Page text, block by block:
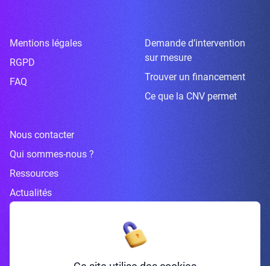
Mentions légales
RGPD
FAQ
Demande d’intervention
sur mesure
Trouver un financement
Ce que la CNV permet
Nous contacter
Qui sommes-nous ?
Ressources
Actualités
Inscrivez-vous à la newsletter